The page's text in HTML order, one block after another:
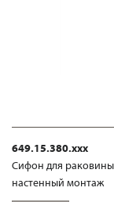
649.15.380.xxx
Сифон для
настенный монтаж